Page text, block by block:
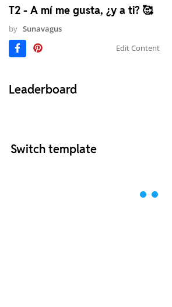
T2 - A mí me gusta, ¿y a ti? 🥰
by Sunavagus
Edit Content
Leaderboard
Switch template